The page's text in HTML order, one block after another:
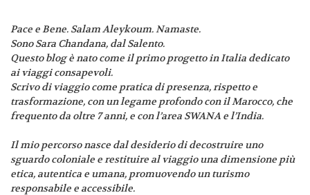
Pace e Bene. Salam Aleykoum. Namaste.
Sono Sara Chandana, dal Salento.
Questo blog è nato come il primo progetto in Italia dedicato
ai viaggi consapevoli.
Scrivo di viaggio come pratica di presenza, rispetto e
trasformazione, con un legame profondo con il Marocco, che
frequento da oltre 7 anni, e con l’area SWANA e l’India.
Il mio percorso nasce dal desiderio di decostruire uno
sguardo coloniale e restituire al viaggio una dimensione più
etica, autentica e umana, promuovendo un turismo
responsabile e accessibile.